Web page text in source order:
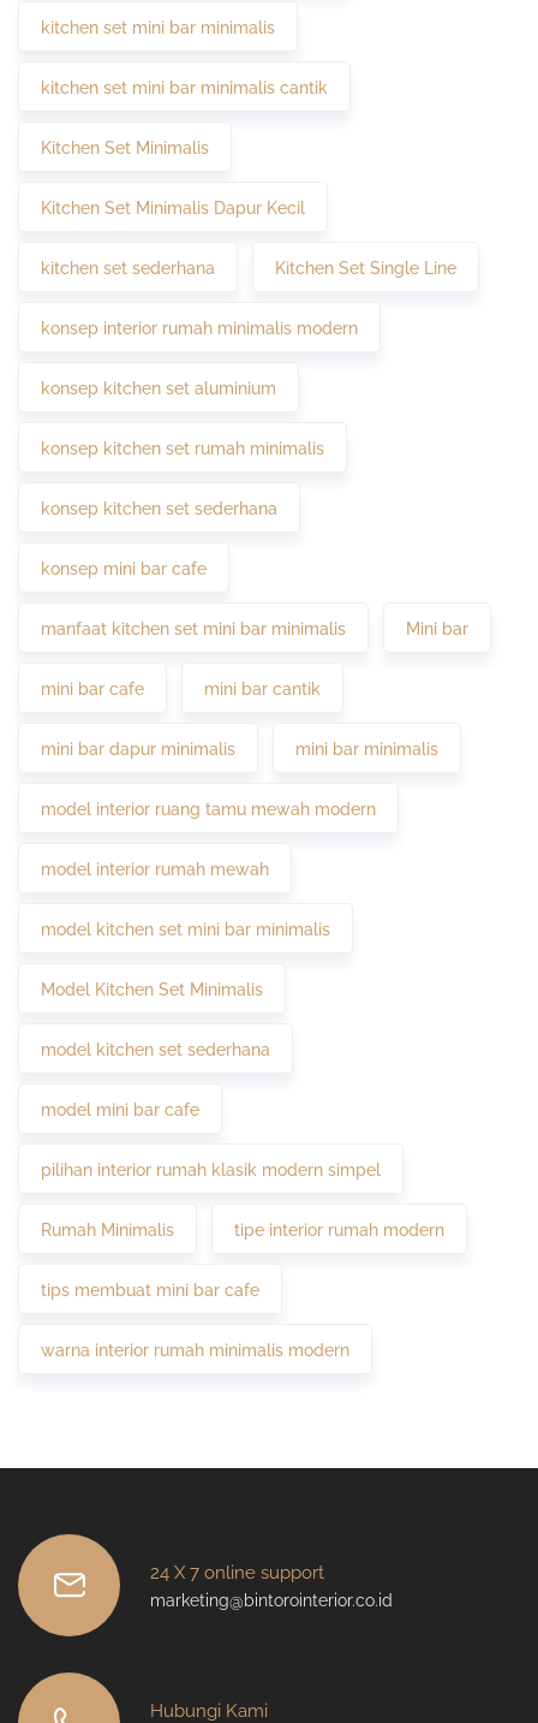
kitchen set mini bar minimalis
kitchen set mini bar minimalis cantik
Kitchen Set Minimalis
Kitchen Set Minimalis Dapur Kecil
kitchen set sederhana Kitchen Set Single Line
konsep interior rumah minimalis modern
konsep kitchen set aluminium
konsep kitchen set rumah minimalis
konsep kitchen set sederhana
konsep mini bar cafe
manfaat kitchen set mini bar minimalis Mini bar
mini bar cafe mini bar cantik
mini bar dapur minimalis mini bar minimalis
model interior ruang tamu mewah modern
model interior rumah mewah
model kitchen set mini bar minimalis
Model Kitchen Set Minimalis
model kitchen set sederhana
model mini bar cafe
pilihan interior rumah klasik modern simpel
Rumah Minimalis tipe interior rumah modern
tips membuat mini bar cafe
warna interior rumah minimalis modern
24 X 7 online support
marketing@bintorointerior.co.id
Hubungi Kami